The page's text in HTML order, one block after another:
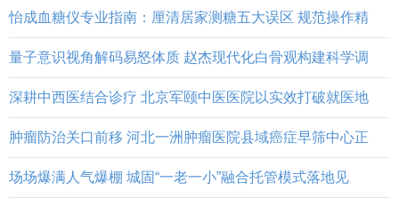
怡成血糖仪专业指南：厘清居家测糖五大误区 规范操作精
量子意识视角解码易怒体质 赵杰现代化白骨观构建科学调
深耕中西医结合诊疗 北京军颐中医医院以实效打破就医地
肿瘤防治关口前移 河北一洲肿瘤医院县域癌症早筛中心正
场场爆满人气爆棚 城固“一老一小”融合托管模式落地见